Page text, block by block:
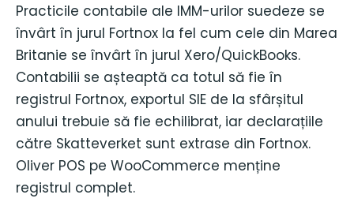
Practicile contabile ale IMM-urilor suedeze se
învârt în jurul Fortnox la fel cum cele din Marea
Britanie se învârt în jurul Xero/QuickBooks.
Contabilii se așteaptă ca totul să fie în
registrul Fortnox, exportul SIE de la sfârșitul
anului trebuie să fie echilibrat, iar declarațiile
către Skatteverket sunt extrase din Fortnox.
Oliver POS pe WooCommerce menține
registrul complet.